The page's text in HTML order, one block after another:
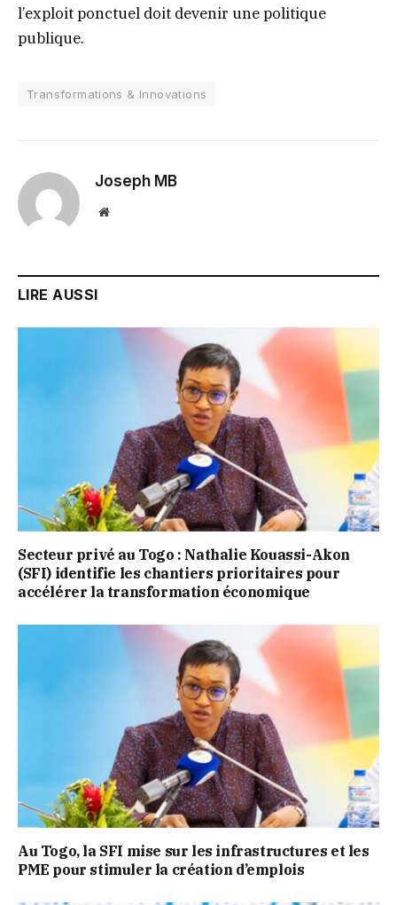
l’exploit ponctuel doit devenir une politique
publique.
Transformations & Innovations
Joseph MB
Website
LIRE AUSSI
Secteur privé au Togo : Nathalie Kouassi-Akon
(SFI) identifie les chantiers prioritaires pour
accélérer la transformation économique
Au Togo, la SFI mise sur les infrastructures et les
PME pour stimuler la création d’emplois